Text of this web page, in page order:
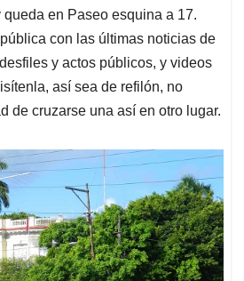
en Paseo esquina a 17.
con las últimas noticias de
y actos públicos, y videos
así sea de refilón, no
de cruzarse una así en otro lugar.